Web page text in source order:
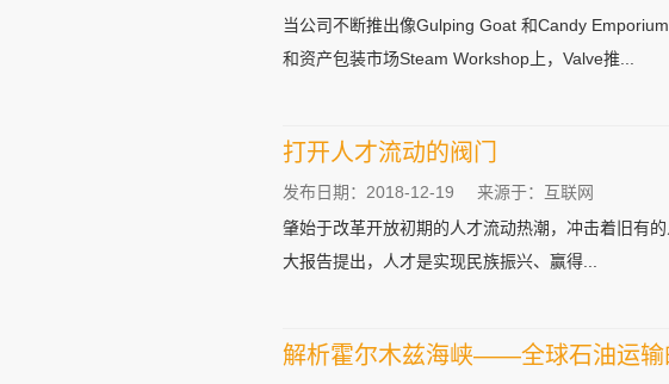
当公司不断推出像Gulping Goat 和Candy
和资产包装市场Steam Workshop上，Valve推...
打开人才流动的阀门
发布日期：2018-12-19
来源于：互联网
肇始于改革开放初期的人才流动热潮，冲击着旧有
大报告提出，人才是实现民族振兴、赢得...
解析霍尔木兹海峡——全球石油运输